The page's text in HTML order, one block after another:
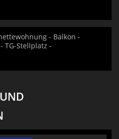
- Balkon -
TG-Stellplatz -